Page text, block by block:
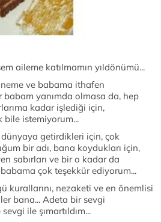
aileme katılmamın yıldönümü...
ve babama ithafen
babam yanımda olmasa da, hep
kadar işlediği için,
istemiyorum...
getirdikleri için, çok
bir adı, bana koydukları için,
sabırları ve bir o kadar da
çok teşekkür ediyorum...
kurallarını, nezaketi ve en önemlisi
bana... Adeta bir sevgi
ile şımartıldım...